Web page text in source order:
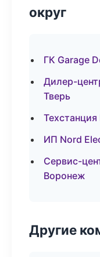
округ
ГК Garage
Дилер-
Тверь
ИП Nord
Сервис-
Воронеж
Другие